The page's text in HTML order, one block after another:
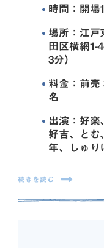
時間：開場
場所：江戸
田区横網1-
3分）
料金：前
名
出演：好楽
好吉、とむ
年、しゅり
続きを読む